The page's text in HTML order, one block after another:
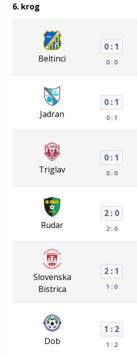
6. krog
Beltinci
0 : 1
0 : 0
Jadran
0 : 1
0 : 1
Triglav
0 : 1
0 : 0
Rudar
2 : 0
2 : 0
Slovenska
Bistrica
2 : 1
1 : 0
Dob
1 : 2
1 : 2